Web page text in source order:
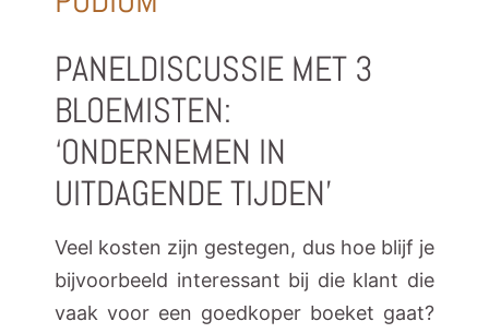
PANELDISCUSSIE MET 3
BLOEMISTEN:
‘ONDERNEMEN IN
UITDAGENDE TIJDEN’
Veel kosten zijn gestegen, dus hoe blijf je
bijvoorbeeld interessant bij die klant die
vaak voor een goedkoper boeket gaat?